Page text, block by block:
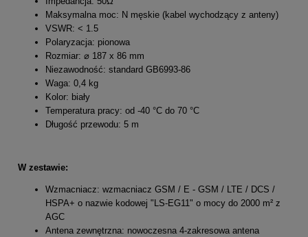
Maksymalna moc: N męskie (kabel wychodzący z anteny)
VSWR: < 1.5
Polaryzacja: pionowa
Rozmiar: ⌀ 187 x 86 mm
Niezawodność: standard GB6993-86
Waga: 0,4 kg
Kolor: biały
Temperatura pracy: od -40 °C do 70 °C
Długość przewodu: 5 m
W zestawie:
Wzmacniacz: wzmacniacz GSM / E - GSM / LTE / DCS /
HSPA+ o nazwie kodowej "LS-EG11" o mocy do 2000 m² z
AGC
Antena zewnętrzna: nowoczesna 4-zakresowa antena